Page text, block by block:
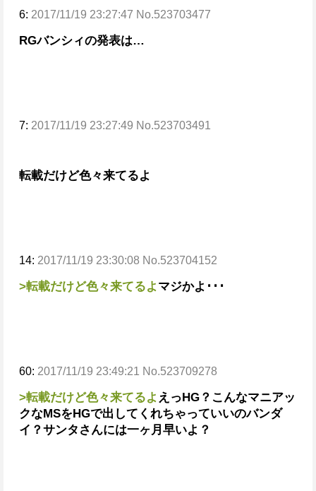
6: 2017/11/19 23:27:47 No.523703477
RGバンシィの発表は…
7: 2017/11/19 23:27:49 No.523703491
転載だけど色々来てるよ
14: 2017/11/19 23:30:08 No.523704152
>転載だけど色々来てるよマジかよ･･･
60: 2017/11/19 23:49:21 No.523709278
>転載だけど色々来てるよ えっHG？ こんなマニアッ
クなMSをHGで出してくれちゃっていいのバンダ
イ？ サンタさんには一ヶ月早いよ？